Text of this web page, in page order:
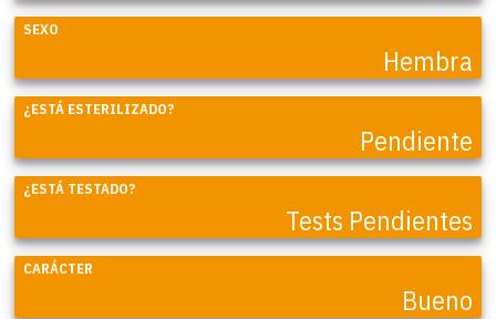
SEXO
Hembra
¿ESTÁ ESTERILIZADO?
Pendiente
¿ESTÁ TESTADO?
Tests Pendientes
CARÁCTER
Bueno